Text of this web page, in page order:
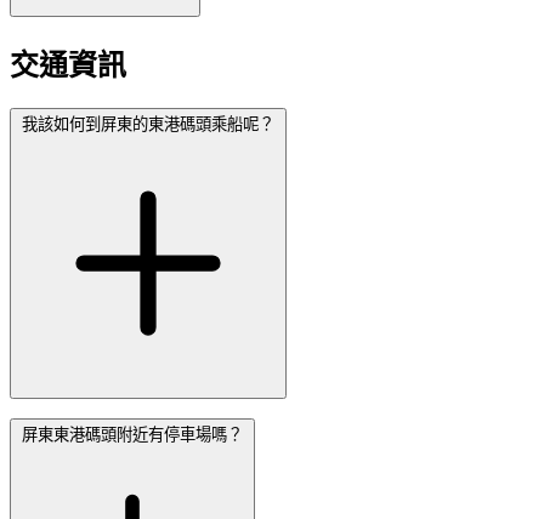
交通資訊
我該如何到屏東的東港碼頭乘船呢？
屏東東港碼頭附近有停車場嗎？